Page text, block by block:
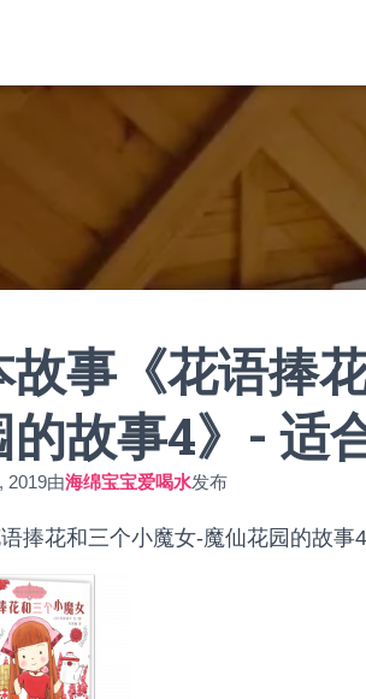
故事《花语捧
的故事4》- 适
2019由海绵宝宝爱喝水发布
捧花和三个小魔女-魔仙花园的故事